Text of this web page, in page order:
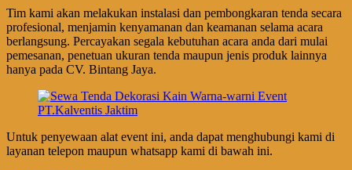
Tim kami akan melakukan instalasi dan pembongkaran tenda secara
profesional, menjamin kenyamanan dan keamanan selama acara
berlangsung. Percayakan segala kebutuhan acara anda dari mulai
pemesanan, penetuan ukuran tenda maupun jenis produk lainnya
hanya pada CV. Bintang Jaya.
Untuk penyewaan alat event ini, anda dapat menghubungi kami di
layanan telepon maupun whatsapp kami di bawah ini.